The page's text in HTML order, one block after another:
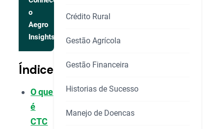
o
Aegro
Insights
Índice
O que
é
CTC
Crédito Rural
Gestão Agrícola
Gestão Financeira
Historias de Sucesso
Manejo de Doencas